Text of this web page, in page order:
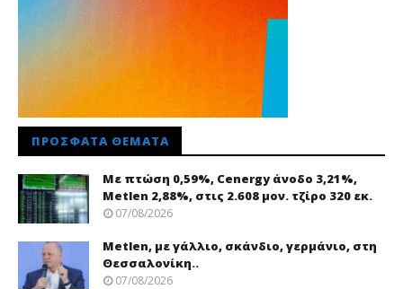
ΠΡΌΣΦΑΤΑ ΘΈΜΑΤΑ
Με πτώση 0,59%, Cenergy άνοδο 3,21%,
Metlen 2,88%, στις 2.608 μον. τζίρο 320 εκ.
07/08/2026
Metlen, με γάλλιο, σκάνδιο, γερμάνιο, στη
Θεσσαλονίκη..
07/08/2026